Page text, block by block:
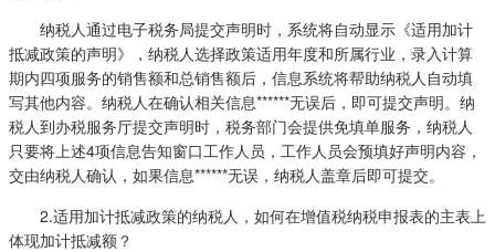
纳税人通过电子税务局提交声明时，系统将自动显示《适用加计
抵减政策的声明》，纳税人选择政策适用年度和所属行业，录入计算
期内四项服务的销售额和总销售额后，信息系统将帮助纳税人自动填
写其他内容。纳税人在确认相关信息******无误后，即可提交声明。纳
税人到办税服务厅提交声明时，税务部门会提供免填单服务，纳税人
只要将上述4项信息告知窗口工作人员，工作人员会预填好声明内容，
交由纳税人确认，如果信息******无误，纳税人盖章后即可提交。
2.适用加计抵减政策的纳税人，如何在增值税纳税申报表的主表上
体现加计抵减额？